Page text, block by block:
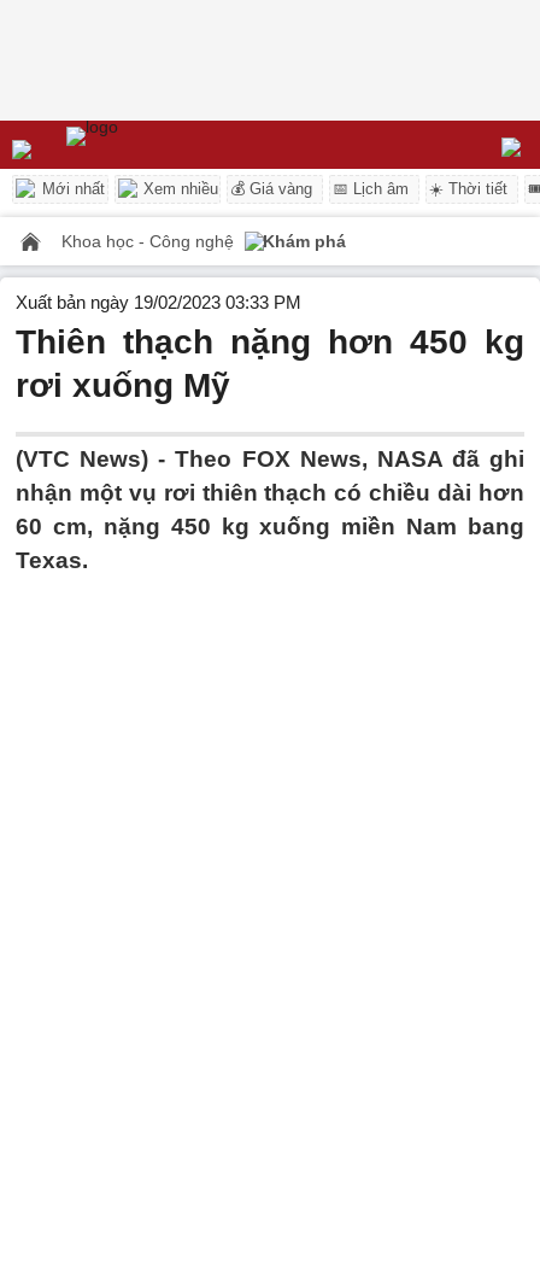
Mới nhất Xem nhiều 💰 Giá vàng 📅 Lịch âm ☀️ Thời tiết
Khoa học - Công nghệ Khám phá
Xuất bản ngày 19/02/2023 03:33 PM
Thiên thạch nặng hơn 450 kg
rơi xuống Mỹ
(VTC News) -Theo FOX News, NASA đã ghi
nhận một vụ rơi thiên thạch có chiều dài hơn
60 cm, nặng 450 kg xuống miền Nam bang
Texas.